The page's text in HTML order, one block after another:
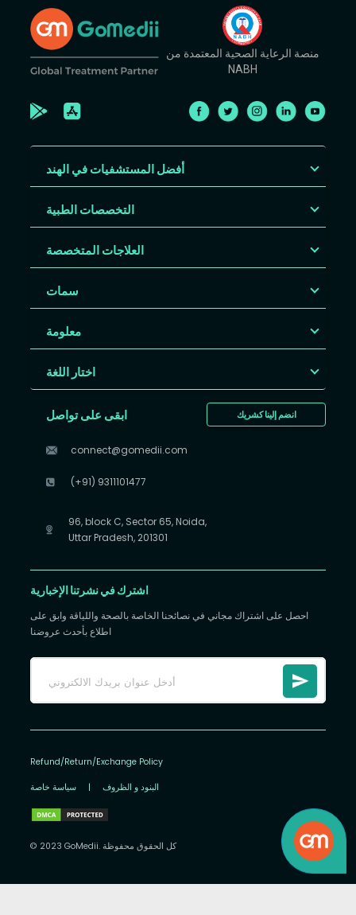
منصة الرعاية الصحية المعتمدة من
NABH
أفضل المستشفيات في الهند
التخصصات الطبية
العلاجات المتخصصة
سمات
معلومة
اختار اللغة
انضم إلينا كشريك ابقى على تواصل
connect@gomedii.com
(+91) 9311101477
96, block C, Sector 65, Noida,
Uttar Pradesh, 201301
اشترك في نشرتنا الإخبارية
احصل على اشتراك مجاني في نصائحنا الخاصة بالصحة واللياقة وابق على
اطلاع بأحدث عروضنا
Refund/Return/Exchange Policy
سياسة خاصة | البنود و الظروف
© 2023 GoMedii. كل الحقوق محفوظة